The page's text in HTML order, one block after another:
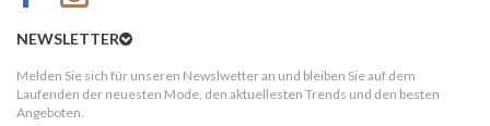
Kundeninformationen
NEWSLETTER
Melden Sie sich für unseren Newslwetter an und bleiben Sie auf dem
Laufenden der neuesten Mode, den aktuellesten Trends und den besten
Angeboten.